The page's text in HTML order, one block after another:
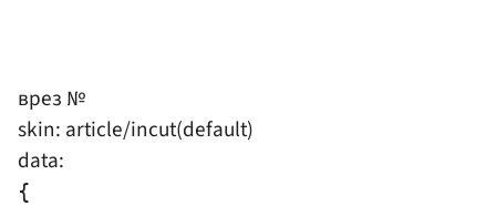
врез №
skin: article/incut(default)
data:
{